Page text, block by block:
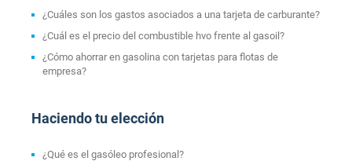
¿Cuáles son los gastos asociados a una tarjeta de carburante?
¿Cuál es el precio del combustible hvo frente al gasoil?
¿Cómo ahorrar en gasolina con tarjetas para flotas de
empresa?
Haciendo tu elección
¿Qué es el gasóleo profesional?